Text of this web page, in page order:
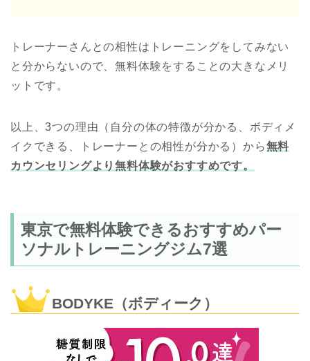
トレーナーさんとの相性はトレーニングをしてみない
と分からないので、無料体験をすることの大きなメリ
ットです。
以上、3つの理由（自分の体の特徴が分かる、ボディメ
イクできる、トレーナーとの相性が分かる）から無料
カウンセリングより無料体験がおすすめです。
東京で無料体験できるおすすめパー
ソナルトレーニングジム7選
BODYKE（ボディーク）